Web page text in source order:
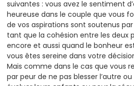
suivantes : vous avez le sentiment
heureuse dans le couple que vous
de vos aspirations sont soutenus
tant que la cohésion entre les deux
encore et aussi quand le bonheur
vous êtes sereine dans votre
Mais comme dans le cas que vous
par peur de ne pas blesser l’autre